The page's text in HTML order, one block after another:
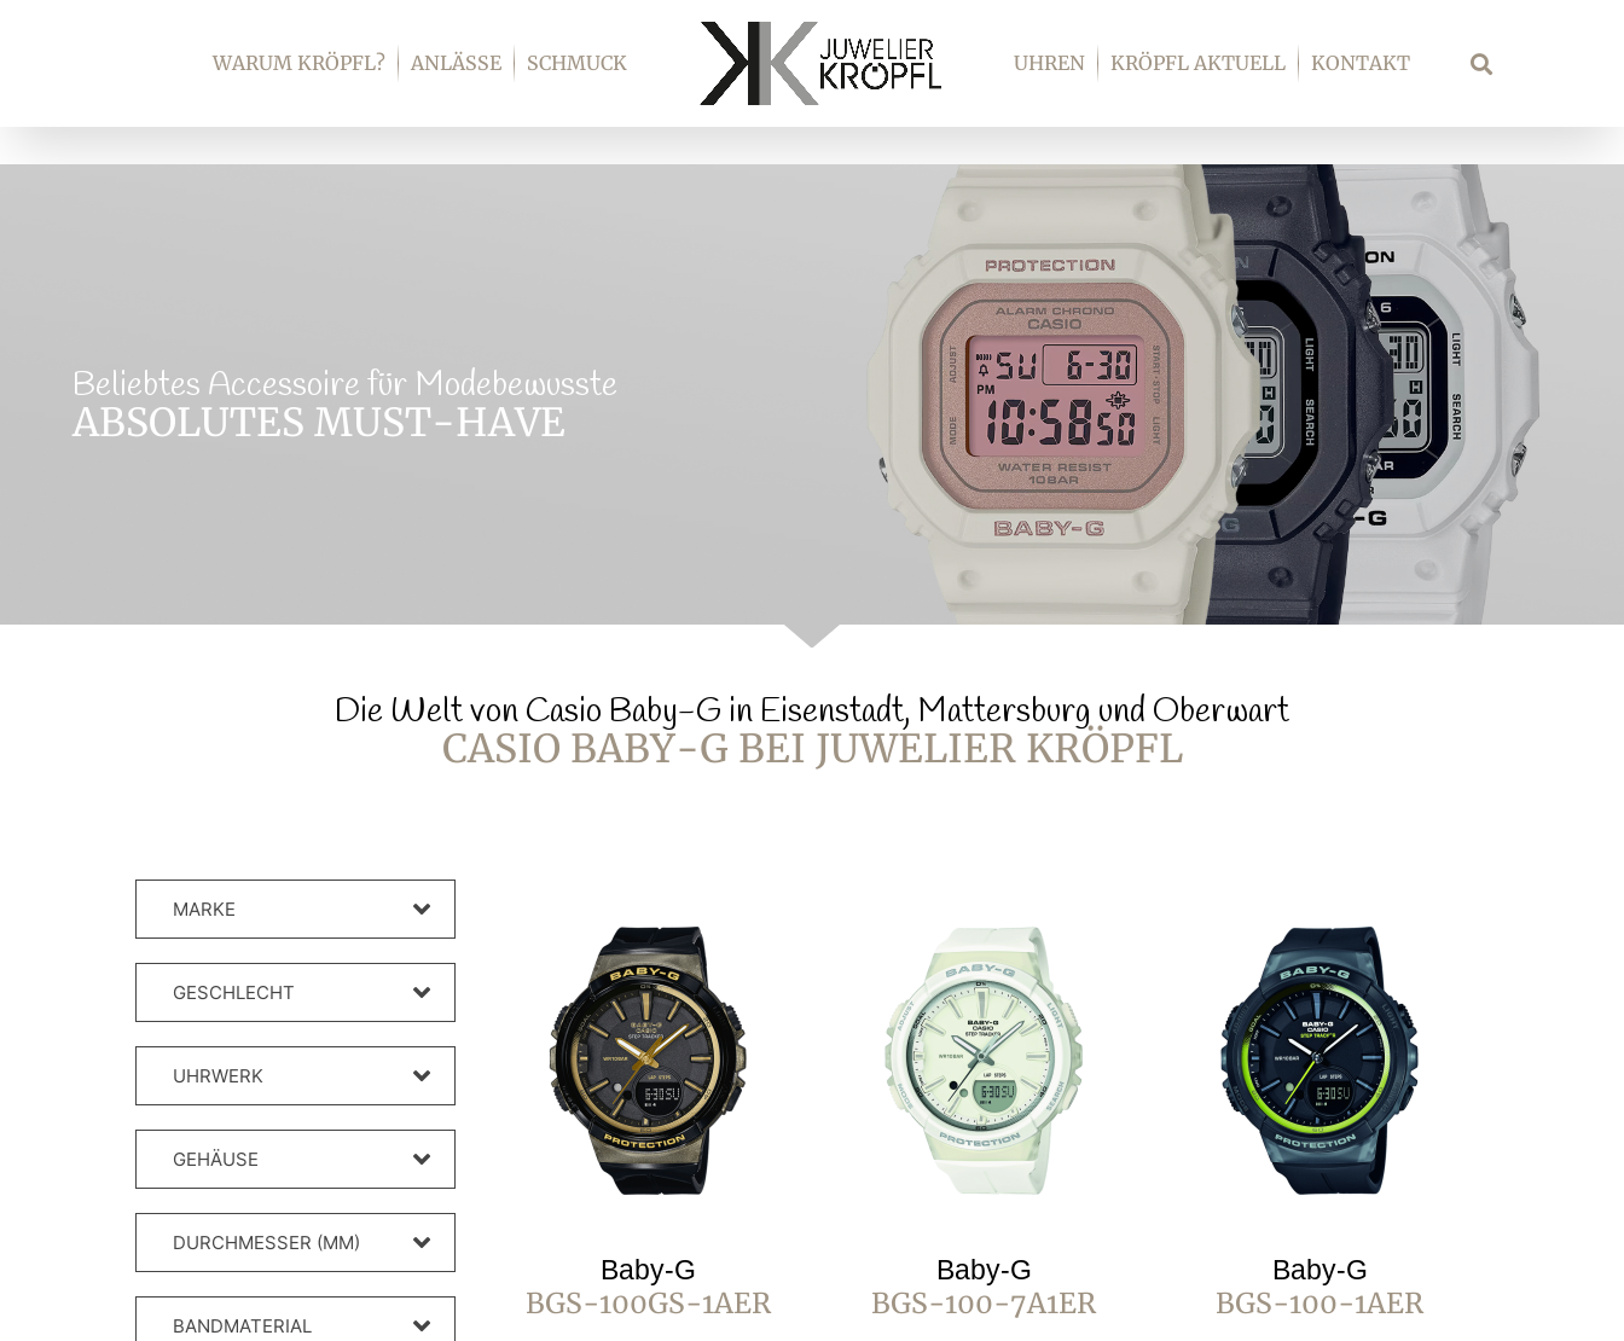
WARUM KRÖPFL? ANLÄSSE SCHMUCK UHREN KRÖPFL AKTUELL KONTAKT Suche
Beliebtes Accessoire für Modebewusste
ABSOLUTES MUST-HAVE
Die Welt von Casio Baby-G in Eisenstadt, Mattersburg und Oberwart
CASIO BABY-G BEI JUWELIER KRÖPFL
MARKE
GESCHLECHT
UHRWERK
GEHÄUSE
DURCHMESSER (MM)
BANDMATERIAL
Baby-G
BGS-100GS-1AER
Baby-G
BGS-100-7A1ER
Baby-G
BGS-100-1AER